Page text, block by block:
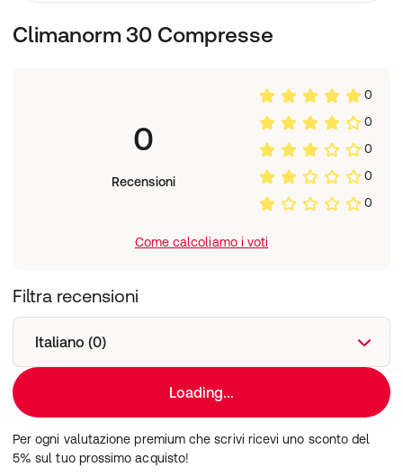
amido di mais, agente di carica: cellulosa
microcristallina, Cimicifuga racemosa rhizoma estratto
standardizzato
Soia estratto secco titolato al 40%, pari a isoflavoni
Modalità d'uso
1 compressa al giorno, da deglutire con un sorso
mediamente dopo 2 settimane di trattamento.
Se dopo la sospensione i sintomi ricompaiono,
l'assunzione del prodotto può essere continuata.
Climanorm 30 Compresse
0
Recensioni
0
0
0
0
0
Come calcoliamo i voti
Filtra recensioni
Italiano (0)
Loading...
Per ogni valutazione premium che scrivi ricevi uno sconto del
5% sul tuo prossimo acquisto!